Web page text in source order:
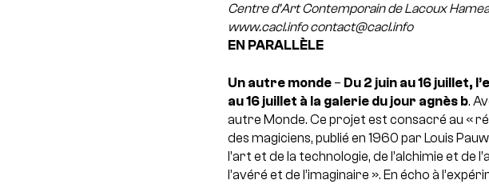
Centre d’Art Contemporain de Lacoux
www.cacl.info contact@cacl.info
EN PARALLÈLE
Un autre monde– Du 2 juin au 16 juillet,
au 16 juillet à la galerie du jour agnès b.
autre Monde. Ce projet est consacré au «
des magiciens, publié en 1960 par Louis
l’art et de la technologie, de l’alchimie et de
l’avéré et de l’imaginaire ». En écho à